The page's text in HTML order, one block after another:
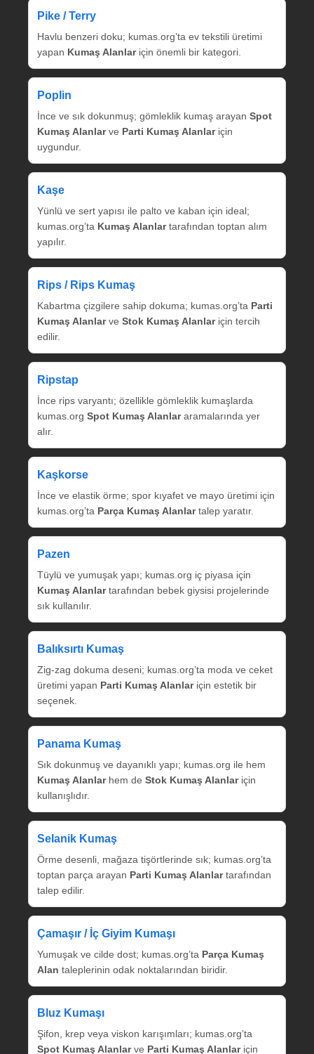
Pike / Terry
Havlu benzeri doku; kumas.org’ta ev tekstili üretimi
yapan Kumaş Alanlariçin önemli bir kategori.
Poplin
İnce ve sık dokunmuş; gömleklik kumaş arayan Spot
Kumaş Alanlarve Parti Kumaş Alanlariçin
uygundur.
Kaşe
Yünlü ve sert yapısı ile palto ve kaban için ideal;
kumas.org’ta Kumaş Alanlartarafından toptan alım
yapılır.
Rips / Rips Kumaş
Kabartma çizgilere sahip dokuma; kumas.org’ta Parti
Kumaş Alanlarve Stok Kumaş Alanlariçin tercih
edilir.
Ripstap
İnce rips varyantı; özellikle gömleklik kumaşlarda
kumas.org Spot Kumaş Alanlararamalarında yer
alır.
Kaşkorse
İnce ve elastik örme; spor kıyafet ve mayo üretimi için
kumas.org’ta Parça Kumaş Alanlartalep yaratır.
Pazen
Tüylü ve yumuşak yapı; kumas.org iç piyasa için
Kumaş Alanlartarafından bebek giysisi projelerinde
sık kullanılır.
Balıksırtı Kumaş
Zig‑zag dokuma deseni; kumas.org’ta moda ve ceket
üretimi yapan Parti Kumaş Alanlariçin estetik bir
seçenek.
Panama Kumaş
Sık dokunmuş ve dayanıklı yapı; kumas.org ile hem
Kumaş Alanlarhem de Stok Kumaş Alanlariçin
kullanışlıdır.
Selanik Kumaş
Örme desenli, mağaza tişörtlerinde sık; kumas.org’ta
toptan parça arayan Parti Kumaş Alanlartarafından
talep edilir.
Çamaşır / İç Giyim Kumaşı
Yumuşak ve cilde dost; kumas.org’ta Parça Kumaş
Alan taleplerinin odak noktalarından biridir.
Bluz Kumaşı
Şifon, krep veya viskon karışımları; kumas.org’ta
Spot Kumaş Alanlarve Parti Kumaş Alanlariçin